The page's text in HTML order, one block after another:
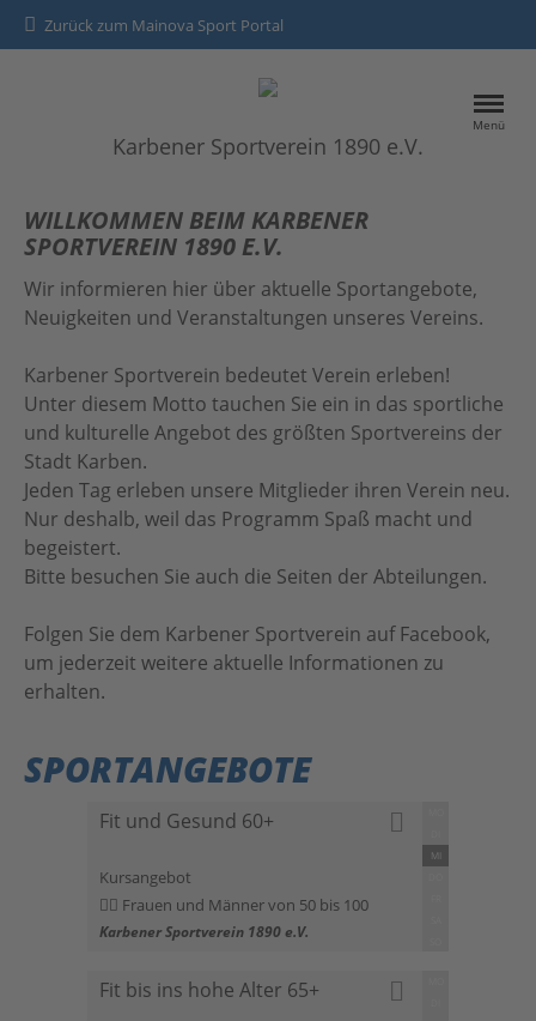
Zurück zum Mainova Sport Portal
Menü
Karbener Sportverein 1890 e.V.
HOME
SPORTANGEBOTE
Kontakt
Datenschutz
Impressum
WILLKOMMEN BEIM KARBENER
SPORTVEREIN 1890 E.V.
Wir informieren hier über aktuelle Sportangebote,
Neuigkeiten und Veranstaltungen unseres Vereins.
Karbener Sportverein bedeutet Verein erleben!
Unter diesem Motto tauchen Sie ein in das sportliche
und kulturelle Angebot des größten Sportvereins der
Stadt Karben.
Jeden Tag erleben unsere Mitglieder ihren Verein neu.
Nur deshalb, weil das Programm Spaß macht und
begeistert.
Bitte besuchen Sie auch die Seiten der Abteilungen.
Folgen Sie dem Karbener Sportverein aufFacebook,
um jederzeit weitere aktuelle Informationen zu
erhalten.
SPORTANGEBOTE
Fit und Gesund 60+
Kursangebot
Frauen und Männer von 50 bis 100
Karbener Sportverein 1890 e.V.
MI
Fit bis ins hohe Alter 65+